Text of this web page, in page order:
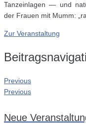
Tanzeinlagen — und
der Frauen mit Mumm:
Zur Veranstaltung
Previous
Previous
Neue